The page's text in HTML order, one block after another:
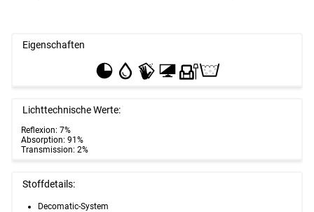
Eigenschaften
Lichttechnische Werte:
Reflexion: 7%
Absorption: 91%
Transmission: 2%
Stoffdetails:
Decomatic-System